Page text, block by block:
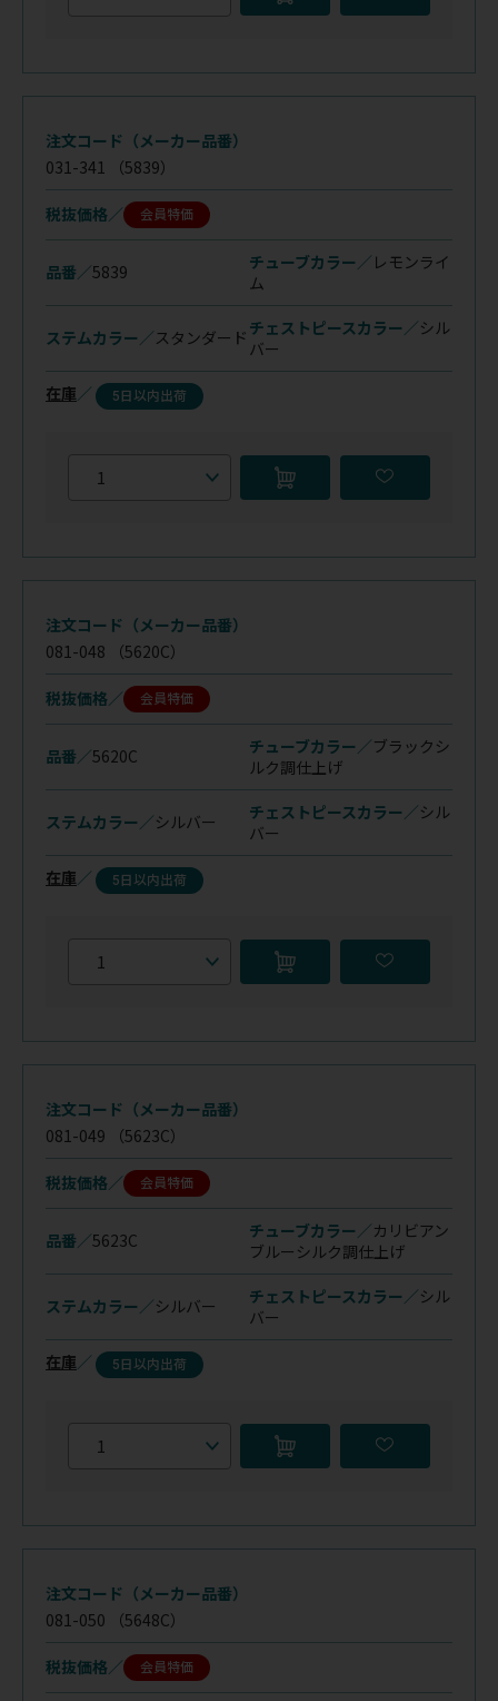
注文コード（メーカー品番）
031-341
（5839）
税抜価格 会員特価
品番／5839 チューブカラー／ レモンライ
ム
ステムカラー／ スタンダード チェストピースカラー／シル
バー
在庫／ 5日以内出荷
注文コード（メーカー品番）
081-048 （5620C）
税抜価格 会員特価
品番／5620C チューブカラー／ブラックシ
ルク調仕上げ
ステムカラー／シルバー チェストピースカラー／シル
バー
在庫／ 5日以内出荷
注文コード（メーカー品番）
081-049 （5623C）
税抜価格 会員特価
品番／5623C チューブカラー／カリビアン
ブルーシルク調仕上げ
ステムカラー／シルバー チェストピースカラー／シル
バー
在庫／ 5日以内出荷
注文コード（メーカー品番）
081-050 （5648C）
税抜価格 会員特価